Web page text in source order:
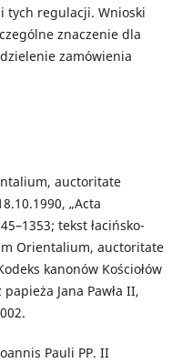
tych regulacji. Wnioski
znaczenie dla
zamówienia
auctoritate
„Acta
tekst łacińsko-
Orientalium, auctoritate
kanonów Kościołów
Jana Pawła II,
Pauli PP. II